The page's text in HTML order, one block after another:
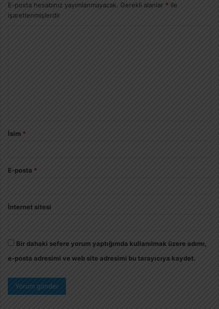
E-posta hesabınız yayımlanmayacak. Gerekli alanlar * ile
işaretlenmişlerdir
İsim *
E-posta *
İnternet sitesi
Bir dahaki sefere yorum yaptığımda kullanılmak üzere adımı,
e-posta adresimi ve web site adresimi bu tarayıcıya kaydet.